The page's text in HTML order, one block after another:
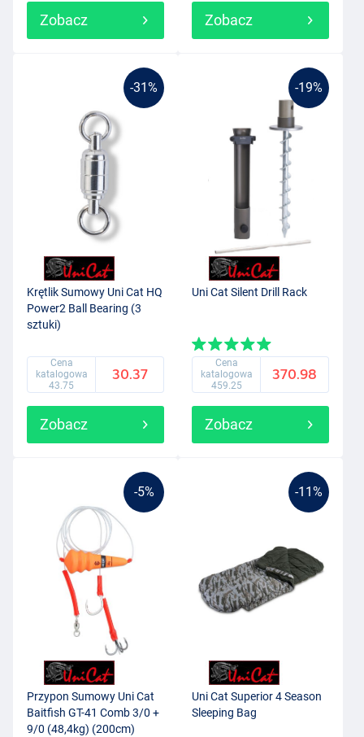
Zobacz Zobacz
-31%
Krętlik Sumowy Uni Cat HQ
Power2 Ball Bearing (3
sztuki)
Cena
katalogowa
43.75
30.37
Zobacz
-19%
Uni Cat Silent Drill Rack
Cena
katalogowa
459.25
370.98
Zobacz
-5%
Przypon Sumowy Uni Cat
Baitfish GT-41 Comb 3/0 +
9/0 (48,4kg) (200cm)
-11%
Uni Cat Superior 4 Season
Sleeping Bag